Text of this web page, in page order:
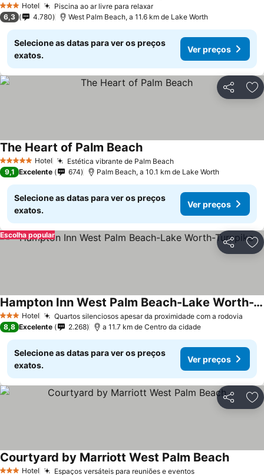
3 EstrelasHotel Piscina ao ar livre para relaxarVer preços
Ver preços
6,3 4.780 West Palm Beach, a 11.6 km de Lake Worth
Selecione as datas para ver os preços
exatos.
Ver preços
Partilhar
5 Estrelas Hotel Estética vibrante de Palm BeachVer preços
The Heart of Palm BeachVer preços
9,1 Excelente 674 Palm Beach, a 10.1 km de Lake Worth
Selecione as datas para ver os preços
exatos.
Ver preços
Partilhar
Escolha popular
3 EstrelasHotel Quartos silenciosos apesar da proximidade com a rodovia
Hampton Inn West Palm Beach-Lake Worth-Turnpike
Ver preços
8,8 Excelente 2.268 a 11.7 km de Centro da cidade
Selecione as datas para ver os preços
exatos.
Ver preços
Partilhar
Hotel Espaços versáteis para reuniões e eventosVer preços
Courtyard by Marriott West Palm BeachVer